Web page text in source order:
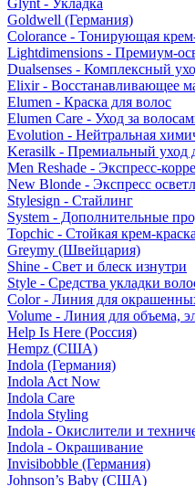
Glynt - Укладка
Goldwell (Германия)
Colorance - Тонирующая
Lightdimensions - Премиум-
Dualsenses - Комплексный
Elixir - Восстанавливающее
Elumen - Краска для волос
Elumen Care - Уход за
Evolution - Нейтральная
Kerasilk - Премиальный уход
Men Reshade - Экспресс-
New Blonde - Экспресс
Stylesign - Стайлинг
System - Дополнительные
Topchic - Стойкая крем-краска
Greymy (Швейцария)
Shine - Свет и блеск изнутри
Style - Средства укладки
Color - Линия для
Volume - Линия для объема,
Help Is Here (Россия)
Hempz (США)
Indola (Германия)
Indola Act Now
Indola Care
Indola Styling
Indola - Окислители и
Indola - Окрашивание
Invisibobble (Германия)
Johnson’s Baby (США)